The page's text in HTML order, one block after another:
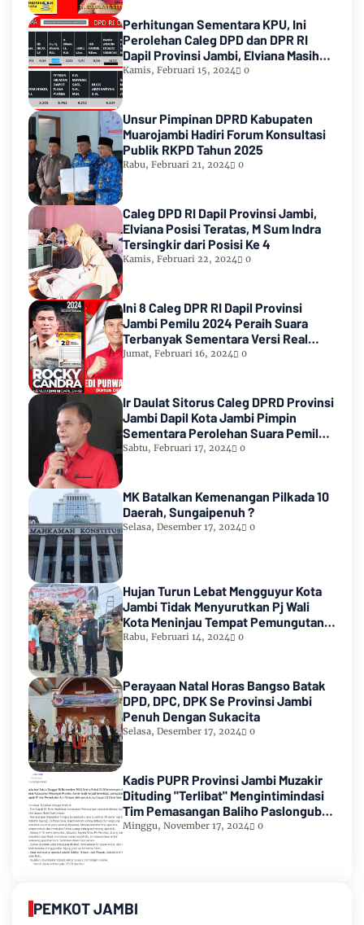
Perhitungan Sementara KPU, Ini
Perolehan Caleg DPD dan DPR RI
Dapil Provinsi Jambi, Elviana Masih
Urutan Kedua Teratas
Kamis, Februari 15, 2024 0
Unsur Pimpinan DPRD Kabupaten
Muarojambi Hadiri Forum Konsultasi
Publik RKPD Tahun 2025
Rabu, Februari 21, 2024 0
Caleg DPD RI Dapil Provinsi Jambi,
Elviana Posisi Teratas, M Sum Indra
Tersingkir dari Posisi Ke 4
Kamis, Februari 22, 2024 0
Ini 8 Caleg DPR RI Dapil Provinsi
Jambi Pemilu 2024 Peraih Suara
Terbanyak Sementara Versi Real
Count KPU RI
Jumat, Februari 16, 2024 0
Ir Daulat Sitorus Caleg DPRD Provinsi
Jambi Dapil Kota Jambi Pimpin
Sementara Perolehan Suara Pemilu
2024
Sabtu, Februari 17, 2024 0
MK Batalkan Kemenangan Pilkada 10
Daerah, Sungaipenuh ?
Selasa, Desember 17, 2024 0
Hujan Turun Lebat Mengguyur Kota
Jambi Tidak Menyurutkan Pj Wali
Kota Meninjau Tempat Pemungutan
Suara Pemilu 2024
Rabu, Februari 14, 2024 0
Perayaan Natal Horas Bangso Batak
DPD, DPC, DPK Se Provinsi Jambi
Penuh Dengan Sukacita
Selasa, Desember 17, 2024 0
Kadis PUPR Provinsi Jambi Muzakir
Dituding "Terlibat" Mengintimindasi
Tim Pemasangan Baliho Paslongub
Romi-Sudirman
Minggu, November 17, 2024 0
PEMKOT JAMBI